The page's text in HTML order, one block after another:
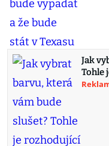
Jak
Tohle